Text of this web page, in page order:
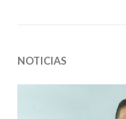
NOTICIAS